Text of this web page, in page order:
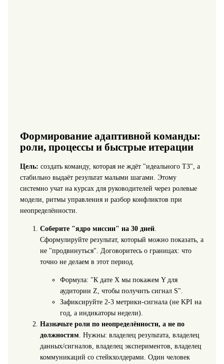
Формирование адаптивной команды:
роли, процессы и быстрые итерации
Цель: создать команду, которая не ждёт "идеального ТЗ", а
стабильно выдаёт результат малыми шагами. Этому
системно учат на курсах для руководителей через ролевые
модели, ритмы управления и разбор конфликтов при
неопределённости.
Соберите "ядро миссии" на 30 дней.
Сформулируйте результат, который можно показать, а
не "продвинуться". Договоритесь о границах: что
точно не делаем в этот период.
Формула: "К дате X мы покажем Y для
аудитории Z, чтобы получить сигнал S".
Зафиксируйте 2-3 метрики-сигнала (не KPI на
год, а индикаторы недели).
Назначьте роли по неопределённости, а не по
должностям. Нужны: владелец результата, владелец
данных/сигналов, владелец экспериментов, владелец
коммуникаций со стейкхолдерами. Один человек